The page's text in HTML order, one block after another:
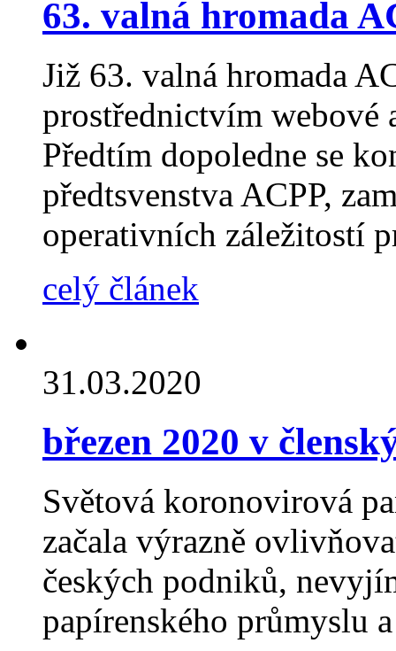
63. valná hromada
Již 63. valná hromada
prostřednictvím webové
Předtím dopoledne se
předtsvenstva ACPP,
operativních záležitostí
celý článek
31.03.2020
březen 2020 v
Světová koronovirová
začala výrazně
českých podniků,
papírenského průmyslu